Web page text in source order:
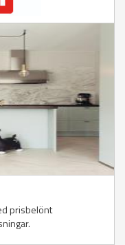
prisbelönt